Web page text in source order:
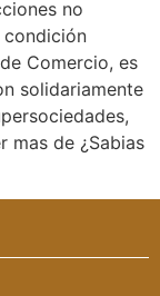
no
condición
Comercio, es
solidariamente
mas de ¿Sabias